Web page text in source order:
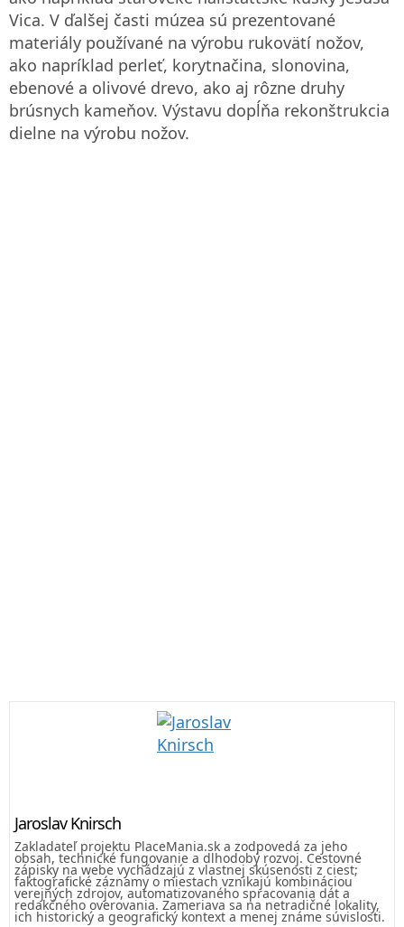
Vica. V ďalšej časti múzea sú prezentované
materiály používané na výrobu rukovätí nožov,
ako napríklad perleť, korytnačina, slonovina,
ebenové a olivové drevo, ako aj rôzne druhy
brúsnych kameňov. Výstavu dopĺňa rekonštrukcia
dielne na výrobu nožov.
Jaroslav Knirsch
Zakladateľ projektu PlaceMania.sk a zodpovedá za jeho
obsah, technické fungovanie a dlhodobý rozvoj. Cestovné
zápisky na webe vychádzajú z vlastnej skúsenosti z ciest;
faktografické záznamy o miestach vznikajú kombináciou
verejných zdrojov, automatizovaného spracovania dát a
redakčného overovania. Zameriava sa na netradičné lokality,
ich historický a geografický kontext a menej známe súvislosti.